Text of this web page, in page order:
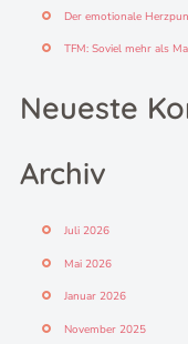
Der emotionale
TFM: Soviel mehr als
Neueste
Archiv
Juli 2026
Mai 2026
Januar 2026
November 2025